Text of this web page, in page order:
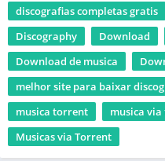
discografias completas gratis
Discography
Download
Download de musica
melhor site para baixar
musica torrent
musica
Musicas via Torrent